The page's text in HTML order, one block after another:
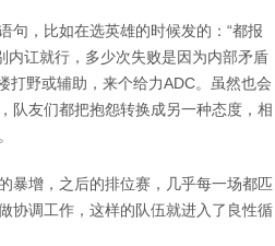
句，比如在选英雄的时候发的：“都报
内讧就行，多少次失败是因为内部矛盾
打野或辅助，来个给力ADC。虽然也会
队友们都把抱怨转换成另一种态度，相
暴增，之后的排位赛，几乎每一场都匹
协调工作，这样的队伍就进入了良性循